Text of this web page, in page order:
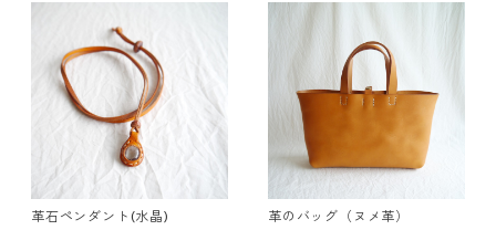
革石ペンダント(水晶) 革のバッグ（ヌメ革）